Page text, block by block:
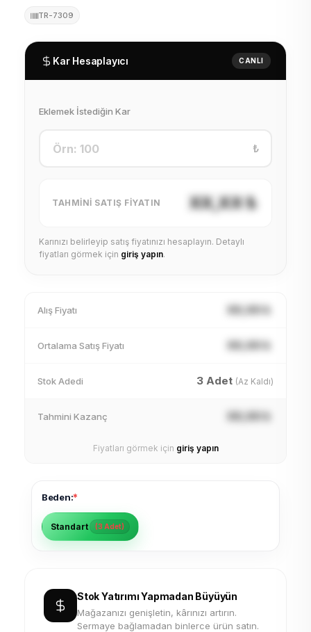
TR-7309
Kar Hesaplayıcı CANLI
Eklemek İstediğin Kar
₺
TAHMINI SATIŞ FIYATIN XX,XX ₺
Karınızı belirleyip satış fiyatınızı hesaplayın. Detaylı
fiyatları görmek için giriş yapın.
Alış Fiyatı XX,XX ₺
Ortalama Satış Fiyatı XX,XX ₺
Stok Adedi 3 Adet (Az Kaldı)
Tahmini Kazanç XX,XX ₺
Fiyatları görmek için giriş yapın
Beden:*
Standart (3 Adet)
Stok Yatırımı Yapmadan Büyüyün
Mağazanızı genişletin, kârınızı artırın.
Sermaye bağlamadan binlerce ürün satın.